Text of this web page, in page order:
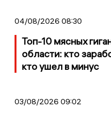
04/08/2026 08:30
Топ-10 мясных
области: кто
кто ушел в минус
03/08/2026 09:02